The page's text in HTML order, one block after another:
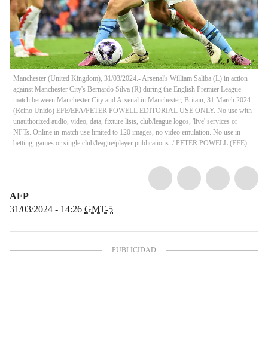
Manchester (United Kingdom), 31/03/2024.- Arsenal's William Saliba (L) in action
against Manchester City's Bernardo Silva (R) during the English Premier League
match between Manchester City and Arsenal in Manchester, Britain, 31 March 2024.
(Reino Unido) EFE/EPA/PETER POWELL EDITORIAL USE ONLY. No use with
unauthorized audio, video, data, fixture lists, club/league logos, 'live' services or
NFTs. Online in-match use limited to 120 images, no video emulation. No use in
betting, games or single club/league/player publications. / PETER POWELL (EFE)
AFP
31/03/2024 - 14:26 GMT-5